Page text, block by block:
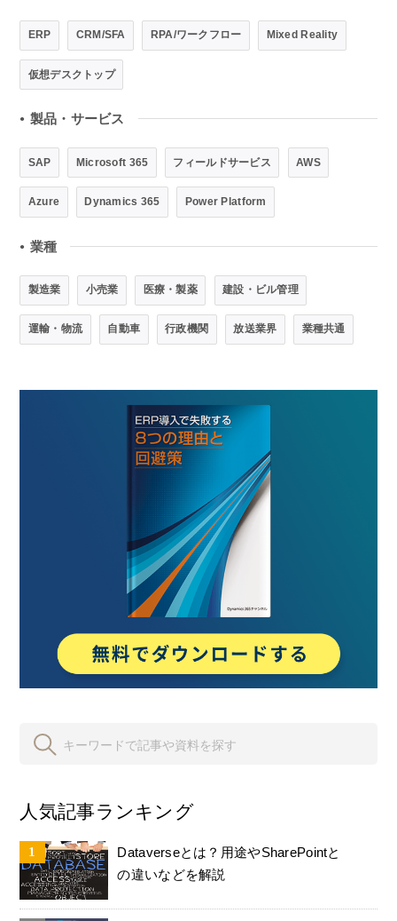
ERP CRM/SFA RPA/ワークフロー Mixed Reality
仮想デスクトップ
● 製品・サービス
SAP Microsoft 365 フィールドサービス AWS
Azure Dynamics 365 Power Platform
● 業種
製造業 小売業 医療・製薬 建設・ビル管理
運輸・物流 自動車 行政機関 放送業界 業種共通
人気記事ランキング
Dataverseとは？用途やSharePointと
の違いなどを解説